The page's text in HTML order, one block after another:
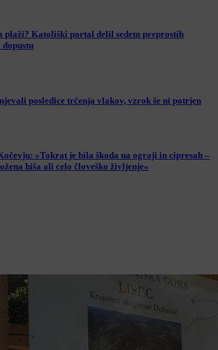
plaži? Katoliški portal delil sedem preprostih
dopustu
posledice trčenja vlakov, vzrok še ni potrjen
»Tokrat je bila škoda na ograji in cipresah –
hiša ali celo človeško življenje«